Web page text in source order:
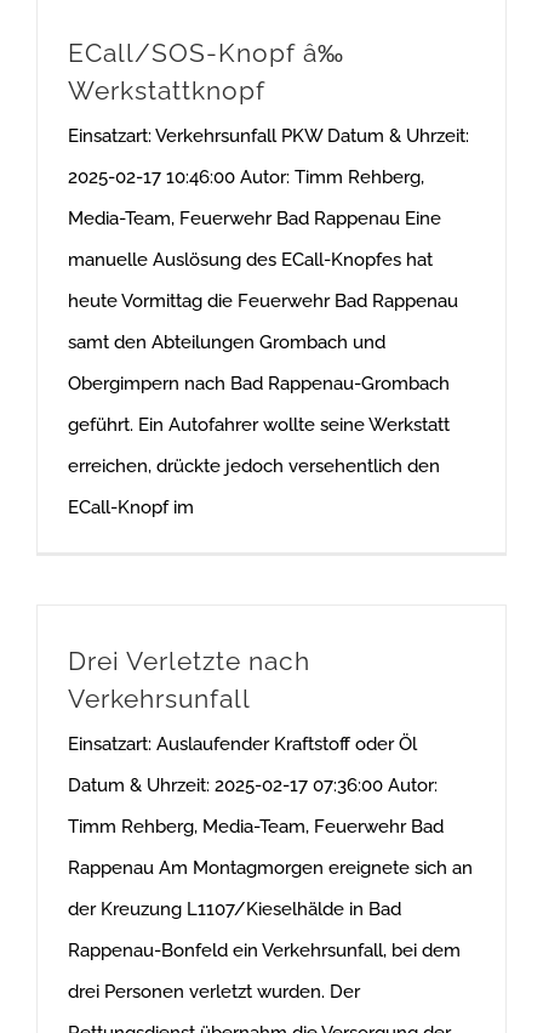
ECall/SOS-Knopf â‰
Werkstattknopf
Einsatzart: Verkehrsunfall PKW Datum & Uhrzeit:
2025-02-17 10:46:00 Autor: Timm Rehberg,
Media-Team, Feuerwehr Bad Rappenau Eine
manuelle Auslösung des ECall-Knopfes hat
heute Vormittag die Feuerwehr Bad Rappenau
samt den Abteilungen Grombach und
Obergimpern nach Bad Rappenau-Grombach
geführt. Ein Autofahrer wollte seine Werkstatt
erreichen, drückte jedoch versehentlich den
ECall-Knopf im
Drei Verletzte nach
Verkehrsunfall
Einsatzart: Auslaufender Kraftstoff oder Öl
Datum & Uhrzeit: 2025-02-17 07:36:00 Autor:
Timm Rehberg, Media-Team, Feuerwehr Bad
Rappenau Am Montagmorgen ereignete sich an
der Kreuzung L1107/Kieselhälde in Bad
Rappenau-Bonfeld ein Verkehrsunfall, bei dem
drei Personen verletzt wurden. Der